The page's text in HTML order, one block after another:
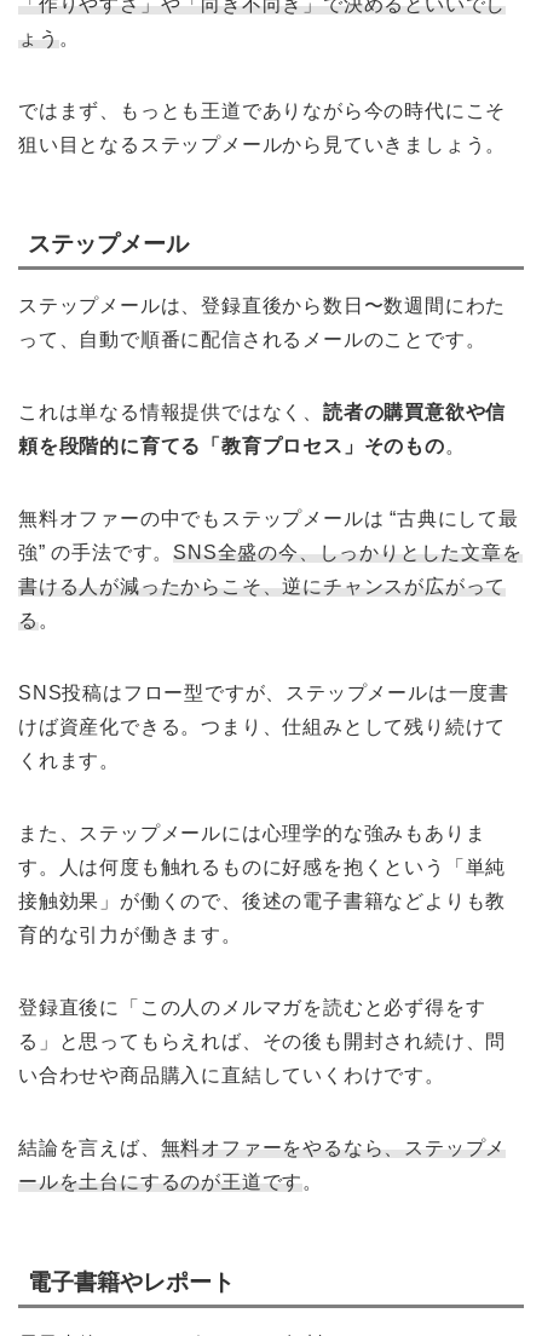
ょう。
ではまず、もっとも王道でありながら今の時代にこそ
狙い目となるステップメールから見ていきましょう。
ステップメール
ステップメールは、登録直後から数日〜数週間にわた
って、自動で順番に配信されるメールのことです。
これは単なる情報提供ではなく、 読者の購買意欲や信
頼を段階的に育てる「教育プロセス」そのもの。
無料オファーの中でもステップメールは “古典にして最
強” の手法です。SNS全盛の今、しっかりとした文章を
書ける人が減ったからこそ、逆にチャンスが広がって
る。
SNS投稿はフロー型ですが、ステップメールは一度書
けば資産化できる。つまり、仕組みとして残り続けて
くれます。
また、ステップメールには心理学的な強みもありま
す。人は何度も触れるものに好感を抱くという「単純
接触効果」が働くので、後述の電子書籍などよりも教
育的な引力が働きます。
登録直後に「この人のメルマガを読むと必ず得をす
る」と思ってもらえれば、その後も開封され続け、問
い合わせや商品購入に直結していくわけです。
結論を言えば、 無料オファーをやるなら、ステップメ
ールを土台にするのが王道です。
電子書籍やレポート